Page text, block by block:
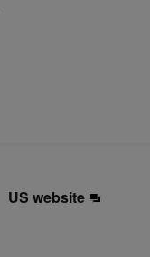
US website